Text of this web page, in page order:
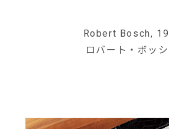
Robert Bosch,
ロバート・ボッ